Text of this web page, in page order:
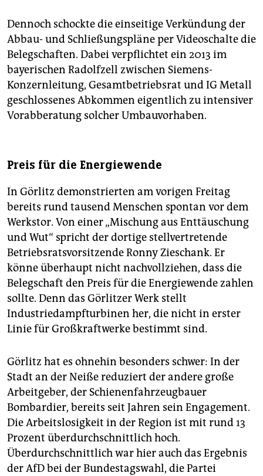
Dennoch schockte die einseitige Verkündung der
Abbau- und Schließungspläne per Videoschalte die
Belegschaften. Dabei verpflichtet ein 2013 im
bayerischen Radolfzell zwischen Siemens-
Konzernleitung, Gesamtbetriebsrat und IG Metall
geschlossenes Abkommen eigentlich zu intensiver
Vorabberatung solcher Umbauvorhaben.
Preis für die Energiewende
In Görlitz demonstrierten am vorigen Freitag
bereits rund tausend Menschen spontan vor dem
Werkstor. Von einer „Mischung aus Enttäuschung
und Wut“ spricht der dortige stellvertretende
Betriebsratsvorsitzende Ronny Zieschank. Er
könne überhaupt nicht nachvollziehen, dass die
Belegschaft den Preis für die Energiewende zahlen
sollte. Denn das Görlitzer Werk stellt
Industriedampfturbinen her, die nicht in erster
Linie für Großkraftwerke bestimmt sind.
Görlitz hat es ohnehin besonders schwer: In der
Stadt an der Neiße reduziert der andere große
Arbeitgeber, der Schienenfahrzeugbauer
Bombardier, bereits seit Jahren sein Engagement.
Die Arbeitslosigkeit in der Region ist mit rund 13
Prozent überdurchschnittlich hoch.
Überdurchschnittlich war hier auch das Ergebnis
der AfD bei der Bundestagswahl, die Partei